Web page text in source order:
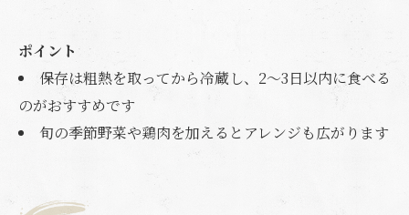
ポイント
保存は粗熱を取ってから冷蔵し、2〜3日以内に食べる
のがおすすめです
旬の季節野菜や鶏肉を加えるとアレンジも広がります